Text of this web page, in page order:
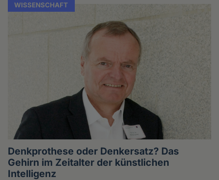
WISSENSCHAFT
Denkprothese oder Denkersatz? Das
Gehirn im Zeitalter der künstlichen
Intelligenz